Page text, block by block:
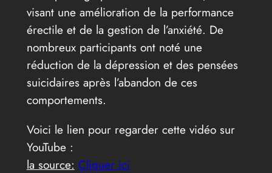
visant une amélioration de la performance
érectile et de la gestion de l’anxiété. De
nombreux participants ont noté une
réduction de la dépression et des pensées
suicidaires après l’abandon de ces
comportements.
Voici le lien pour regarder cette vidéo sur
YouTube :
la source: Cliquer ici